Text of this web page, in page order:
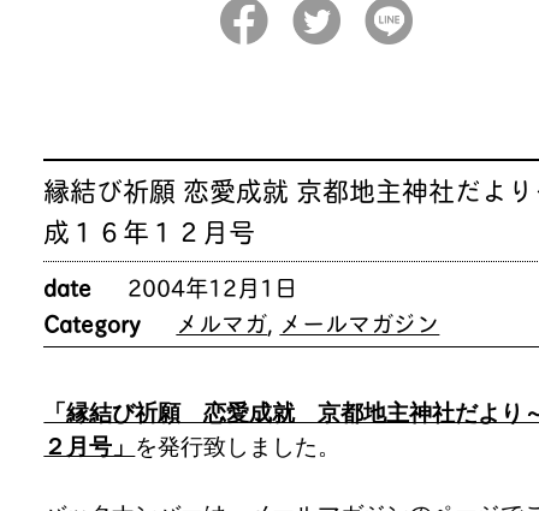
縁結び祈願 恋愛成就 京都地主神社だよ
成１６年１２月号
date
2004年12月1日
Category
メルマガ, メールマガジン
「縁結び祈願 恋愛成就 京都地主神社だより
２月号」 を発行致しました。